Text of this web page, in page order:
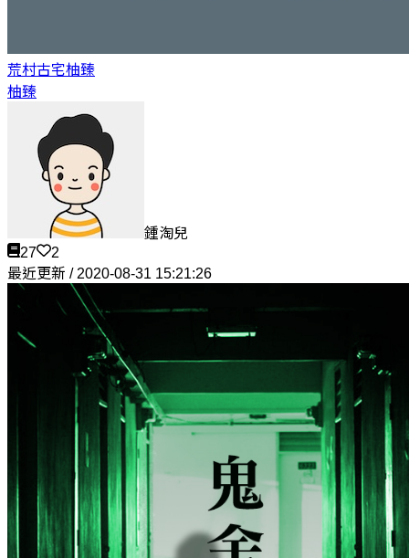
荒村古宅柚臻
柚臻
鍾淘兒
27
2
最近更新 / 2020-08-31 15:21:26